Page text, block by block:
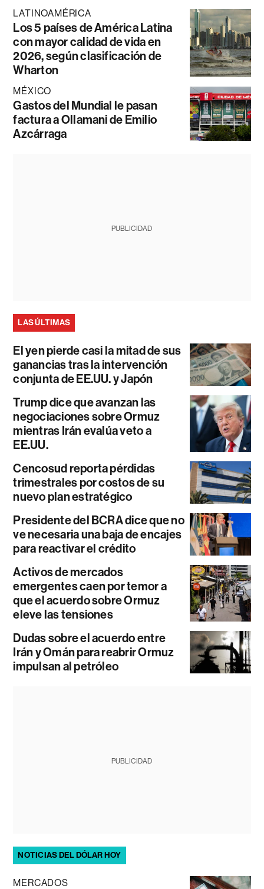
LATINOAMÉRICA
Los 5 países de América Latina
con mayor calidad de vida en
2026, según clasificación de
Wharton
MÉXICO
Gastos del Mundial le pasan
factura a Ollamani de Emilio
Azcárraga
PUBLICIDAD
LAS ÚLTIMAS
El yen pierde casi la mitad de sus
ganancias tras la intervención
conjunta de EE.UU. y Japón
Trump dice que avanzan las
negociaciones sobre Ormuz
mientras Irán evalúa veto a
EE.UU.
Cencosud reporta pérdidas
trimestrales por costos de su
nuevo plan estratégico
Presidente del BCRA dice que no
ve necesaria una baja de encajes
para reactivar el crédito
Activos de mercados
emergentes caen por temor a
que el acuerdo sobre Ormuz
eleve las tensiones
Dudas sobre el acuerdo entre
Irán y Omán para reabrir Ormuz
impulsan al petróleo
PUBLICIDAD
NOTICIAS DEL DÓLAR HOY
MERCADOS